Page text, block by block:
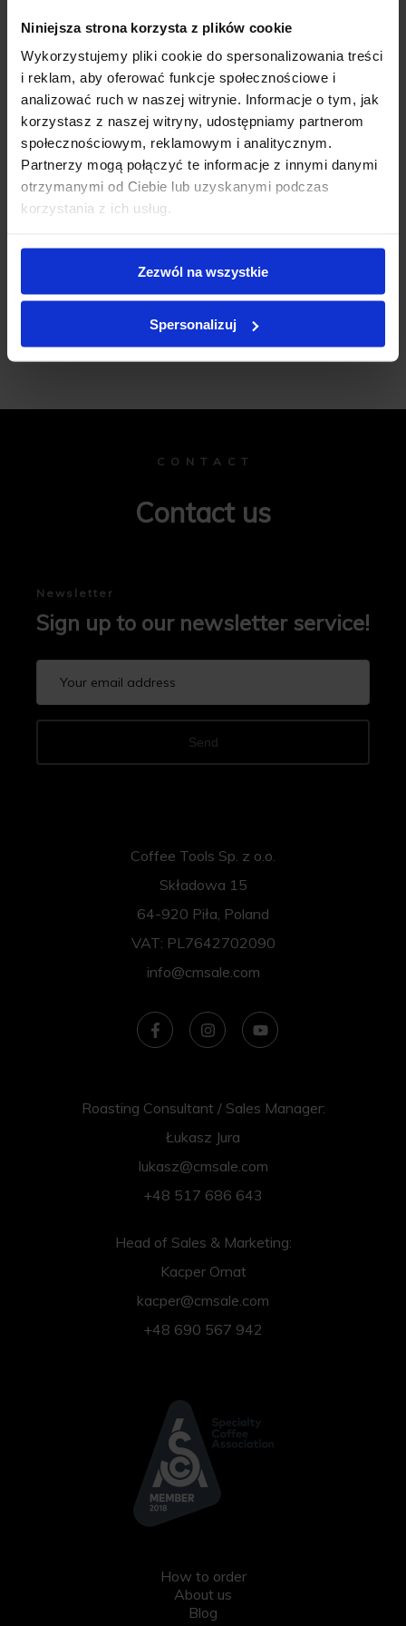
Niniejsza strona korzysta z plików cookie
Wykorzystujemy pliki cookie do spersonalizowania treści
i reklam, aby oferować funkcje społecznościowe i
analizować ruch w naszej witrynie. Informacje o tym, jak
korzystasz z naszej witryny, udostępniamy partnerom
społecznościowym, reklamowym i analitycznym.
Partnerzy mogą połączyć te informacje z innymi danymi
otrzymanymi od Ciebie lub uzyskanymi podczas
korzystania z ich usług.
Zezwól na wszystkie
Spersonalizuj
First name *
Review title*
Review description*
Add review
C O N T A C T
Contact us
Newsletter
Sign up to our newsletter service!
Send
Coffee Tools Sp. z o.o.
Składowa 15
64-920 Piła, Poland
VAT: PL7642702090
info@cmsale.com
Roasting Consultant / Sales Manager:
Łukasz Jura
lukasz@cmsale.com
+48 517 686 643
Head of Sales & Marketing:
Kacper Ornat
kacper@cmsale.com
+48 690 567 942
How to order
About us
Blog